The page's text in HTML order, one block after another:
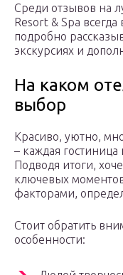
Среди отзывов на
Resort & Spa
подробно
экскурсиях и
На каком
выбор
Красиво, уютно,
– каждая
Подводя итоги,
ключевых
факторами,
Стоит обратить
особенности: